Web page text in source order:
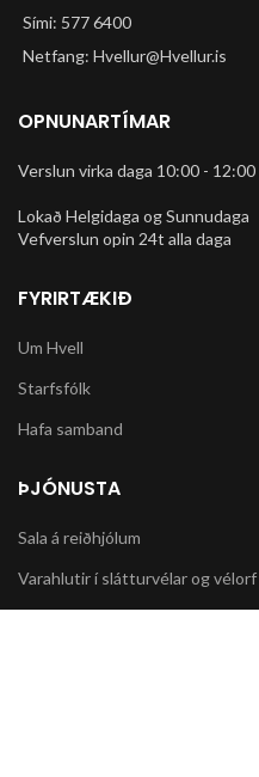
Sími: 577 6400
Netfang: Hvellur@Hvellur.is
OPNUNARTÍMAR
Verslun virka daga 10:00 -
Lokað Helgidaga og Sunnudaga
Vefverslun opin 24t alla daga
FYRIRTÆKIÐ
Um Hvell
Starfsfólk
Hafa samband
ÞJÓNUSTA
Sala á reiðhjólum
Varahlutir í slátturvélar og vélorf